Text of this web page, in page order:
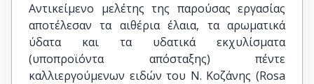
Αντικείμενο μελέτης της παρούσας εργασίας
αποτέλεσαν τα αιθέρια έλαια, τα αρωματικά
ύδατα και τα υδατικά εκχυλίσματα
(υποπροϊόντα απόσταξης) πέντε
καλλιεργούμενων ειδών του Ν. Κοζάνης (Rosa